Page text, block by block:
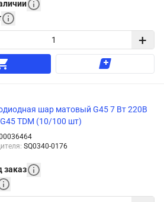
+
шар матовый G45 7 Вт 220В
TDM (10/100 шт)
: SQ0340-0176
заказ